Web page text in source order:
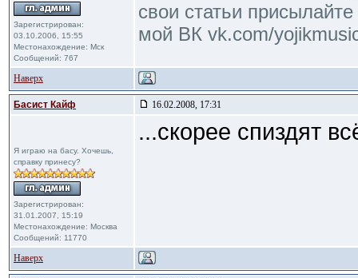
Зарегистрирован:
03.10.2006, 15:55
Местонахождение: Мск
Сообщений: 767
свои статьи
мой ВК vk.com/
Наверх
Басист Кайф 16.02.2008, 17:31
Я играю на басу. Хочешь,
справку принесу?
Зарегистрирован:
31.01.2007, 15:19
Местонахождение: Москва
Сообщений: 11770
...скорее спиздят
Наверх